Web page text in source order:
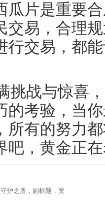
瓜片是重要
交易，合理
行交易，都
挑战与惊喜
的考验，当
所有的努力
吧，黄金正
护之盾，副标题，资